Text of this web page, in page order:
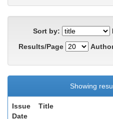
Sort by:
Results/Page
Showing
Issue
Date
Title